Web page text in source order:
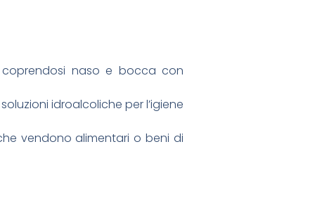
naso e bocca con
idroalcoliche per l’igiene
vendono alimentari o beni di